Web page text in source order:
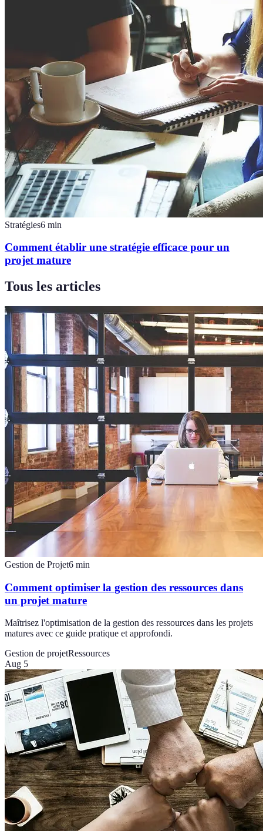
Stratégies6 min
Comment établir une stratégie efficace pour un
projet mature
Tous les articles
Gestion de Projet6 min
Comment optimiser la gestion des ressources dans
un projet mature
Maîtrisez l'optimisation de la gestion des ressources dans les projets
matures avec ce guide pratique et approfondi.
Gestion de projetRessources
Aug 5